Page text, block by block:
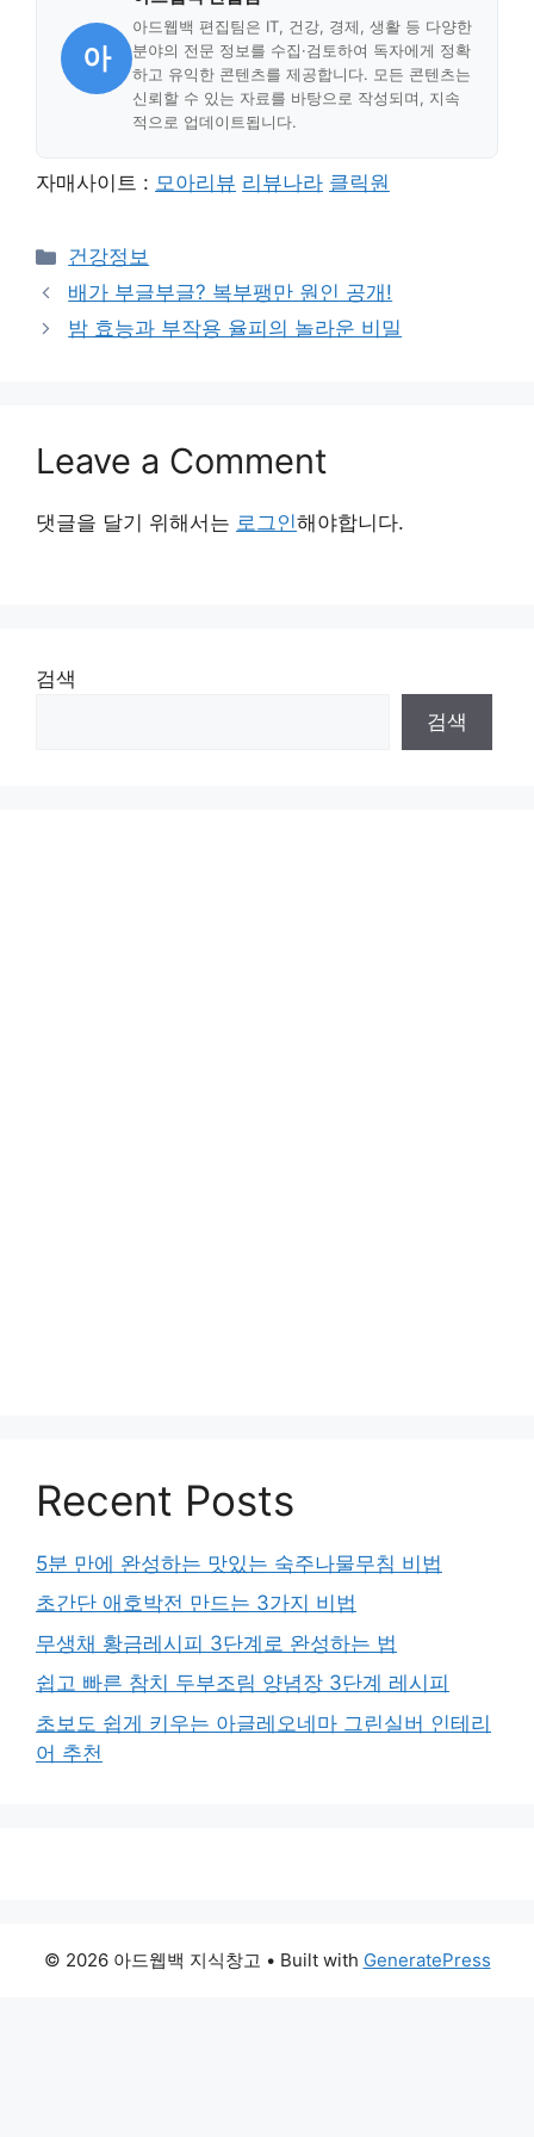
아
아드웹백 편집팀은 IT, 건강, 경제, 생활 등 다양한
분야의 전문 정보를 수집·검토하여 독자에게 정확
하고 유익한 콘텐츠를 제공합니다. 모든 콘텐츠는
신뢰할 수 있는 자료를 바탕으로 작성되며, 지속
적으로 업데이트됩니다.
자매사이트 : 모아리뷰 리뷰나라 클릭원
Categories
건강정보
배가 부글부글? 복부팽만 원인 공개!
밤 효능과 부작용 율피의 놀라운 비밀
Leave a Comment
댓글을 달기 위해서는 로그인해야합니다.
검색
검색
Recent Posts
5분 만에 완성하는 맛있는 숙주나물무침 비법
초간단 애호박전 만드는 3가지 비법
무생채 황금레시피 3단계로 완성하는 법
쉽고 빠른 참치 두부조림 양념장 3단계 레시피
초보도 쉽게 키우는 아글레오네마 그린실버 인테리
어 추천
© 2026 아드웹백 지식창고 • Built with GeneratePress